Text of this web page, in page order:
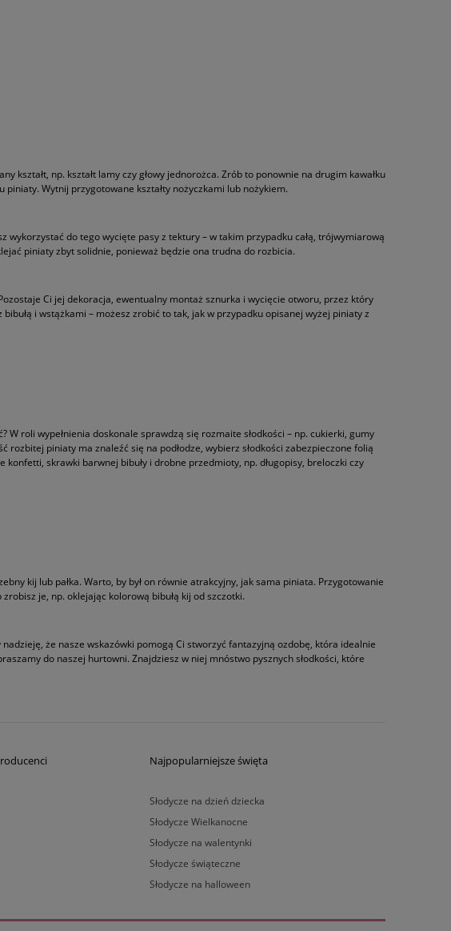
np. kształt lamy czy głowy jednorożca. Zrób to ponownie na drugim kawałku
Wytnij przygotowane kształty nożyczkami lub nożykiem.
wykorzystać do tego wycięte pasy z tektury – w takim przypadku całą, trójwymiarową
piniaty zbyt solidnie, ponieważ będzie ona trudna do rozbicia.
Ci jej dekoracja, ewentualny montaż sznurka i wycięcie otworu, przez który
i wstążkami – możesz zrobić to tak, jak w przypadku opisanej wyżej piniaty z
roli wypełnienia doskonale sprawdzą się rozmaite słodkości – np. cukierki, gumy
piniaty ma znaleźć się na podłodze, wybierz słodkości zabezpieczone folią
skrawki barwnej bibuły i drobne przedmioty, np. długopisy, breloczki czy
kij lub pałka. Warto, by był on równie atrakcyjny, jak sama piniata. Przygotowanie
je, np. oklejając kolorową bibułą kij od szczotki.
że nasze wskazówki pomogą Ci stworzyć fantazyjną ozdobę, która idealnie
do naszej hurtowni. Znajdziesz w niej mnóstwo pysznych słodkości, które
Najpopularniejsze święta
Słodycze na dzień dziecka
Słodycze Wielkanocne
Słodycze na walentynki
Słodycze świąteczne
Słodycze na halloween